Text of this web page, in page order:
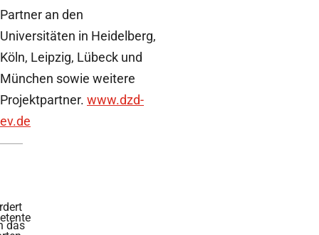
Partner an den
Universitäten in Heidelberg,
Köln, Leipzig, Lübeck und
München sowie weitere
Projektpartner. www.dzd-
ev.de
das